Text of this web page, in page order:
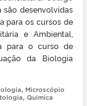
desenvolvidas
para os cursos de
e Ambiental,
para o curso de
da Biologia
, Microscópio
, Química